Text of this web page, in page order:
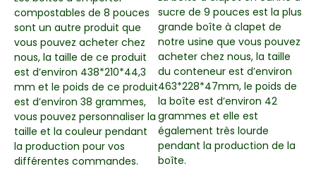
compostables de 8 pouces
sont un autre produit que
vous pouvez acheter chez
nous, la taille de ce produit
est d’environ 438*210*44,3
mm et le poids de ce produit
est d’environ 38 grammes,
vous pouvez personnaliser la
taille et la couleur pendant
la production pour vos
différentes commandes.
sucre de 9 pouces est la plus
grande boîte à clapet de
notre usine que vous pouvez
acheter chez nous, la taille
du conteneur est d’environ
463*228*47mm, le poids de
la boîte est d’environ 42
grammes et elle est
également très lourde
pendant la production de la
boîte.